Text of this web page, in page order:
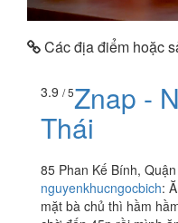
Các địa điểm hoặc
3.9 / 5Znap -
Thái
85 Phan Kế Bính,
nguyenkhucngocbich:
mặt bà chủ thì hầm